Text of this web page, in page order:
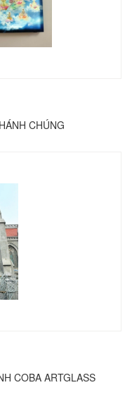
CHÚNG
COBA ARTGLASS